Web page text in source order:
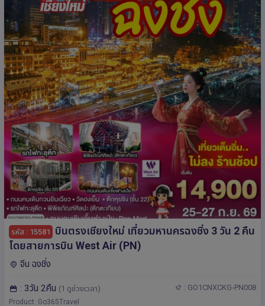
รหัส : 15581
บินตรงเชียงใหม่ เที่ยวมหานครฉงชิ่ง 3 วัน 2 คืน
โดยสายการบิน West Air (PN)
จีน ฉงชิ่ง
: 3วัน 2คืน (1 ดูช่วงเวลา) : GO1CNXCKG-PN008
Product: Go365Travel